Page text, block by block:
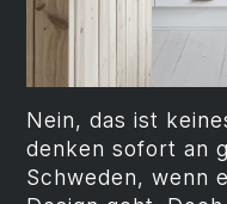
Nein, das ist
denken sofort an
Schweden, wenn